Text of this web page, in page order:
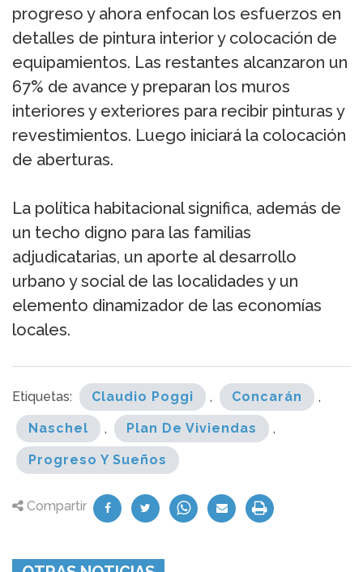
progreso y ahora enfocan los esfuerzos en
detalles de pintura interior y colocación de
equipamientos. Las restantes alcanzaron un
67% de avance y preparan los muros
interiores y exteriores para recibir pinturas y
revestimientos. Luego iniciará la colocación
de aberturas.
La política habitacional significa, además de
un techo digno para las familias
adjudicatarias, un aporte al desarrollo
urbano y social de las localidades y un
elemento dinamizador de las economías
locales.
Etiquetas: Claudio Poggi , Concarán ,
Naschel , Plan De Viviendas ,
Progreso Y Sueños
Compartir